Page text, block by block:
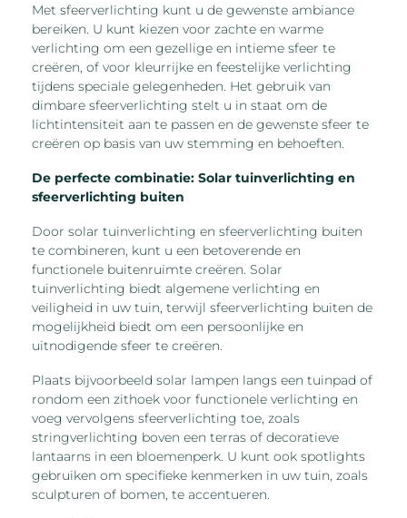
Met sfeerverlichting kunt u de gewenste ambiance
bereiken. U kunt kiezen voor zachte en warme
verlichting om een gezellige en intieme sfeer te
creëren, of voor kleurrijke en feestelijke verlichting
tijdens speciale gelegenheden. Het gebruik van
dimbare sfeerverlichting stelt u in staat om de
lichtintensiteit aan te passen en de gewenste sfeer te
creëren op basis van uw stemming en behoeften.
De perfecte combinatie: Solar tuinverlichting en
sfeerverlichting buiten
Door solar tuinverlichting en sfeerverlichting buiten
te combineren, kunt u een betoverende en
functionele buitenruimte creëren. Solar
tuinverlichting biedt algemene verlichting en
veiligheid in uw tuin, terwijl sfeerverlichting buiten de
mogelijkheid biedt om een persoonlijke en
uitnodigende sfeer te creëren.
Plaats bijvoorbeeld solar lampen langs een tuinpad of
rondom een zithoek voor functionele verlichting en
voeg vervolgens sfeerverlichting toe, zoals
stringverlichting boven een terras of decoratieve
lantaarns in een bloemenperk. U kunt ook spotlights
gebruiken om specifieke kenmerken in uw tuin, zoals
sculpturen of bomen, te accentueren.